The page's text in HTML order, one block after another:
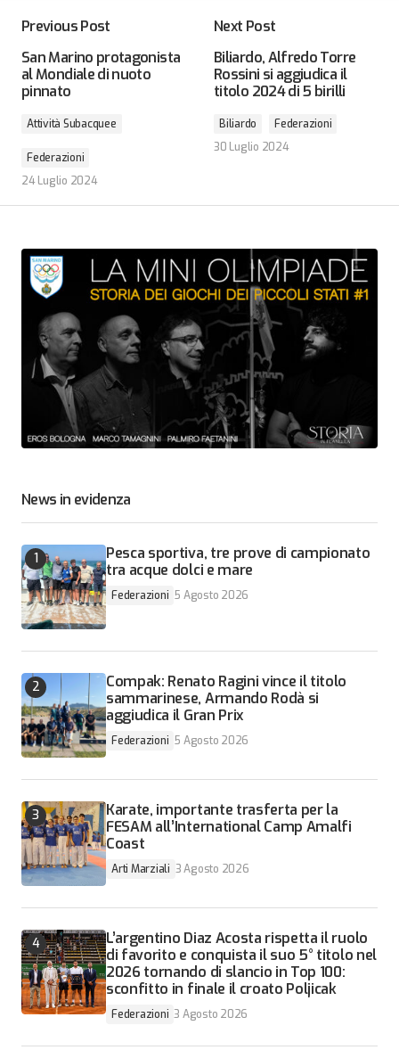
Previous Post
San Marino protagonista
al Mondiale di nuoto
pinnato
Attività Subacquee
Federazioni
24 Luglio 2024
Next Post
Biliardo, Alfredo Torre
Rossini si aggiudica il
titolo 2024 di 5 birilli
Biliardo
Federazioni
30 Luglio 2024
News in evidenza
Pesca sportiva, tre prove di campionato
tra acque dolci e mare
Federazioni 5 Agosto 2026
Compak: Renato Ragini vince il titolo
sammarinese, Armando Rodà si
aggiudica il Gran Prix
Federazioni 5 Agosto 2026
Karate, importante trasferta per la
FESAM all’International Camp Amalfi
Coast
Arti Marziali 3 Agosto 2026
L’argentino Diaz Acosta rispetta il ruolo
di favorito e conquista il suo 5° titolo nel
2026 tornando di slancio in Top 100:
sconfitto in finale il croato Poljicak
Federazioni 3 Agosto 2026